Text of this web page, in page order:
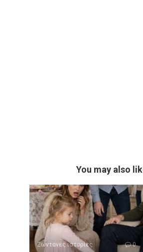
You may also
Ζωντανές ιστορίες 0